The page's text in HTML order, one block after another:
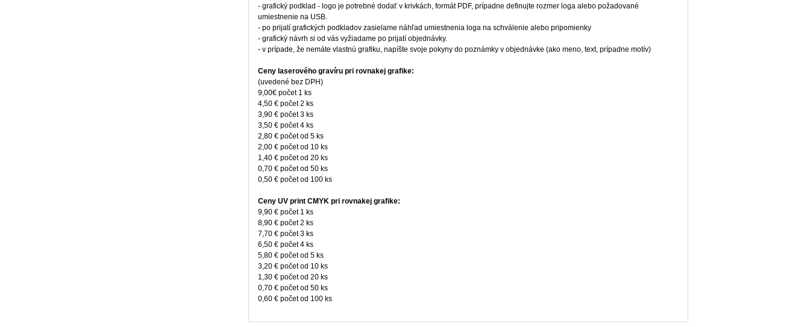
- grafický podklad - logo je potrebné dodať v krivkách, formát PDF, prípadne definujte rozmer loga alebo požadované
umiestnenie na USB.
- po prijatí grafických podkladov zasielame náhľad umiestnenia loga na schválenie alebo pripomienky
- grafický návrh si od vás vyžiadame po prijatí objednávky.
- v prípade, že nemáte vlastnú grafiku, napíšte svoje pokyny do poznámky v objednávke (ako meno, text, prípadne motív)
Ceny laserového gravíru pri rovnakej grafike:
(uvedené bez DPH)
9,00€ počet 1 ks
4,50 € počet 2 ks
3,90 € počet 3 ks
3,50 € počet 4 ks
2,80 € počet od 5 ks
2,00 € počet od 10 ks
1,40 € počet od 20 ks
0,70 € počet od 50 ks
0,50 € počet od 100 ks
Ceny UV print CMYK pri rovnakej grafike:
9,90 € počet 1 ks
8,90 € počet 2 ks
7,70 € počet 3 ks
6,50 € počet 4 ks
5,80 € počet od 5 ks
3,20 € počet od 10 ks
1,30 € počet od 20 ks
0,70 € počet od 50 ks
0,60 € počet od 100 ks